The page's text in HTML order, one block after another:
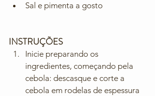
Sal e pimenta a gosto
INSTRUÇÕES
Inicie preparando os
ingredientes, começando pela
cebola: descasque e corte a
cebola em rodelas de espessura